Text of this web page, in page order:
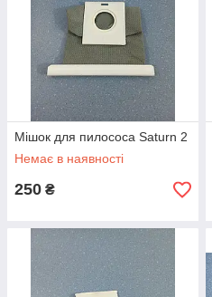
Мішок для пилососа Saturn 2
Немає в наявності
250 ₴